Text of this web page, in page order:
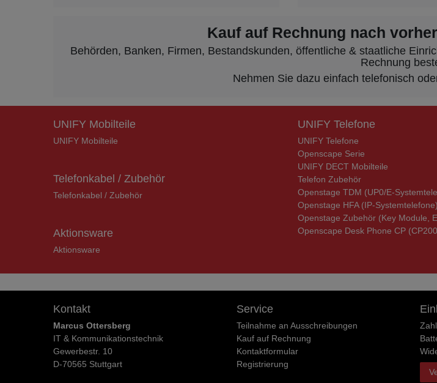
Kauf auf Rechnung nach
Behörden, Banken, Firmen, Bestandskunden, öffentliche & staatliche
Rechnung
Nehmen Sie dazu einfach telefonisch
UNIFY Mobilteile
UNIFY Mobilteile
Telefonkabel / Zubehör
Telefonkabel / Zubehör
Aktionsware
Aktionsware
UNIFY Telefone
UNIFY Telefone
Openscape Serie
UNIFY DECT Mobilteile
Telefon Zubehör
Openstage TDM (UP0/E-
Openstage HFA (IP-Systemtelefone)
Openstage Zubehör (Key Module,
Openscape Desk Phone CP
Kontakt
Marcus Ottersberg
IT & Kommunikationstechnik
Gewerbestr. 10
D-70565 Stuttgart
Service
Teilnahme an Ausschreibungen
Kauf auf Rechnung
Kontaktformular
Registrierung